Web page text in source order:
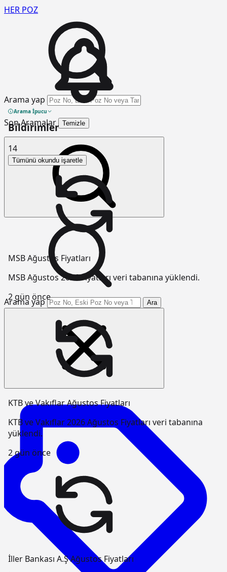
HER POZ
Arama yap
Arama İpucu
Son Aramalar Temizle
Arama yap Ara
Bildirimler
14
Tümünü okundu işaretle
MSB Ağustos Fiyatları
MSB Ağustos 2026 Fiyatları veri tabanına yüklendi.
2 gün önce
KTB ve Vakıflar Ağustos Fiyatları
KTB ve Vakıflar 2026 Ağustos Fiyatları veri tabanına
yüklendi.
2 gün önce
İller Bankası A.Ş Ağustos Fiyatları